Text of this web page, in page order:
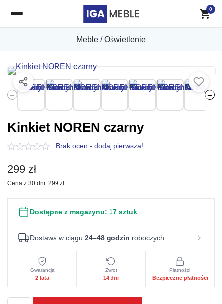
Meble /Oświetlenie
← →
Kinkiet NOREN czarny
z
5
Brak ocen - dodaj pierwsza!
299 zł
Cena z 30 dni: 299 zł
Dostępne z magazynu: 17 sztuk
Dostawa w ciągu 24–48 godzin roboczych
Gwarancja
2 lata
Zwrot
14 dni
Płatności
Bezpieczne płatności
0